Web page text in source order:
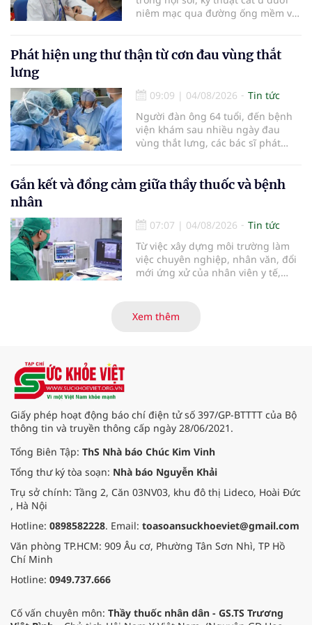
niêm mạc qua đường ống mềm và
là những nội dung trọng tâm được
báo cáo tại Hội thảo khoa học cập
tiêu hóa - gan mật vừa diễn ra
ngày 1/8 tại Bệnh viện Đại học
quốc tế Hồng Bàng.
Phát hiện ung thư thận từ cơn đau vùng thắt
lưng
09:09 | 04/08/2026
Tin tức
Người đàn ông 64 tuổi, đến bệnh
viện khám sau nhiều ngày đau
vùng thắt lưng, các bác sĩ phát
biểu mô tế bào thận. Với khối u còn
ở giai đoạn sớm, người bệnh được
bằng phẫu thuật robot thay vì phải
cắt bỏ toàn bộ quả thận như trước
đây.
Gắn kết và đồng cảm giữa thầy thuốc và bệnh
nhân
07:07 | 04/08/2026
Tin tức
Từ việc xây dựng môi trường làm
việc chuyên nghiệp, nhân văn, đổi
mới ứng xử của nhân viên y tế,
đồng cảm, gắn kết cao giữa thầy
thuốc với bệnh nhân.
Xem thêm
Giấy phép hoạt động báo chí điện tử số 397/GP-BTTTT của Bộ
thông tin và truyền thông cấp ngày 28/06/2021.
Tổng Biên Tập: ThS Nhà báo Chúc Kim Vinh
Tổng thư ký tòa soạn: Nhà báo Nguyễn Khải
Trụ sở chính: Tầng 2, Căn 03NV03, khu đô thị Lideco, Hoài Đức
, Hà Nội
Hotline: 0898582228. Email: toasoansuckhoeviet@gmail.com
Văn phòng TP.HCM: 909 Âu cơ, Phường Tân Sơn Nhì, TP Hồ
Chí Minh
Hotline: 0949.737.666
Cố vấn chuyên môn: Thầy thuốc nhân dân - GS.TS Trương